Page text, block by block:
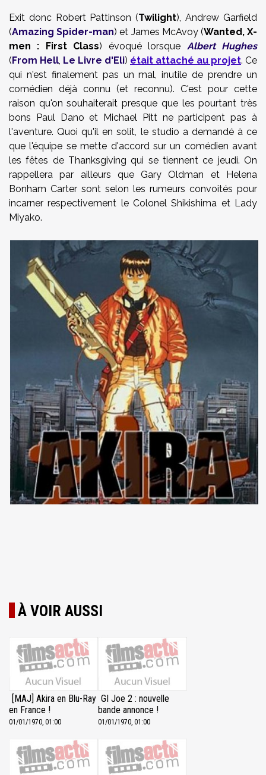
Exit donc Robert Pattinson (Twilight), Andrew Garfield
(Amazing Spider-man) et James McAvoy (Wanted, X-
men : First Class) évoqué lorsque Albert Hughes
(From Hell, Le Livre d'Eli) était attaché au projet. Ce
qui n'est finalement pas un mal, inutile de prendre un
comédien déjà connu (et reconnu). C'est pour cette
raison qu'on souhaiterait presque que les pourtant très
bons Paul Dano et Michael Pitt ne participent pas à
l'aventure. Quoi qu'il en solit, le studio a demandé à ce
que l'équipe se mette d'accord sur un comédien avant
les fêtes de Thanksgiving qui se tiennent ce jeudi. On
rappellera par ailleurs que Gary Oldman et Helena
Bonham Carter sont selon les rumeurs convoités pour
incarner respectivement le Colonel Shikishima et Lady
Miyako.
À VOIR AUSSI
[MAJ] Akira en Blu-Ray
en France !
01/01/1970, 01:00
GI Joe 2 : nouvelle
bande annonce !
01/01/1970, 01:00